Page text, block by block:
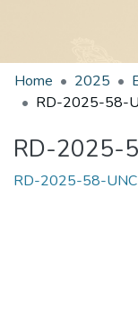
Home 2025
RD-2025-
RD-2025-58-